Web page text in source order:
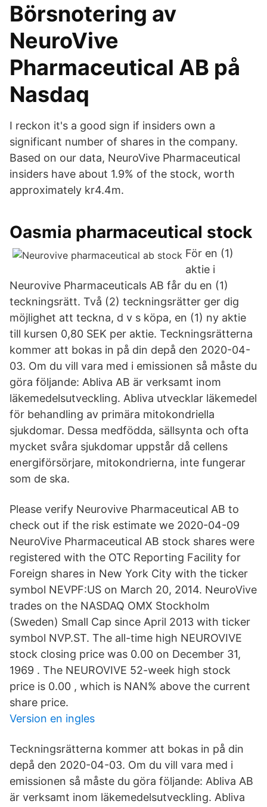
Börsnotering av
NeuroVive
Pharmaceutical AB på
Nasdaq
I reckon it's a good sign if insiders own a
significant number of shares in the company.
Based on our data, NeuroVive Pharmaceutical
insiders have about 1.9% of the stock, worth
approximately kr4.4m.
Oasmia pharmaceutical stock
För en (1)
aktie i
Neurovive Pharmaceuticals AB får du en (1)
teckningsrätt. Två (2) teckningsrätter ger dig
möjlighet att teckna, d v s köpa, en (1) ny aktie
till kursen 0,80 SEK per aktie. Teckningsrätterna
kommer att bokas in på din depå den 2020-04-
03. Om du vill vara med i emissionen så måste du
göra följande: Abliva AB är verksamt inom
läkemedelsutveckling. Abliva utvecklar läkemedel
för behandling av primära mitokondriella
sjukdomar. Dessa medfödda, sällsynta och ofta
mycket svåra sjukdomar uppstår då cellens
energiförsörjare, mitokondrierna, inte fungerar
som de ska.
Please verify Neurovive Pharmaceutical AB to
check out if the risk estimate we 2020-04-09
NeuroVive Pharmaceutical AB stock shares were
registered with the OTC Reporting Facility for
Foreign shares in New York City with the ticker
symbol NEVPF:US on March 20, 2014. NeuroVive
trades on the NASDAQ OMX Stockholm
(Sweden) Small Cap since April 2013 with ticker
symbol NVP.ST. The all-time high NEUROVIVE
stock closing price was 0.00 on December 31,
1969 . The NEUROVIVE 52-week high stock
price is 0.00 , which is NAN% above the current
share price.
Version en ingles
Teckningsrätterna kommer att bokas in på din
depå den 2020-04-03. Om du vill vara med i
emissionen så måste du göra följande: Abliva AB
är verksamt inom läkemedelsutveckling. Abliva